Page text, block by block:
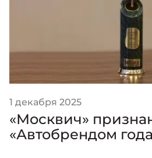
1 декабря 2025
«Москвич»
«Автобрендом